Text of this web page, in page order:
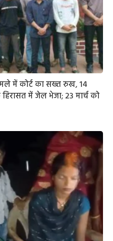
में कोर्ट का सख्त रुख, 14
में जेल भेजा; 23 मार्च को